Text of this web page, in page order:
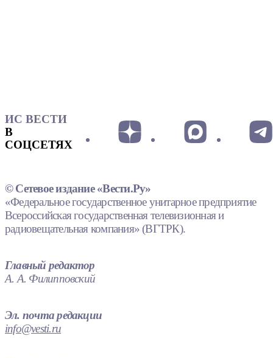
ИС ВЕСТИ
В
СОЦСЕТЯХ
© Сетевое издание «Вести.Ру»
«Федеральное государственное унитарное предприятие
Всероссийская государственная телевизионная и
радиовещательная компания» (ВГТРК).
Главный редактор
А. А. Филипповский
Эл. почта редакции
info@vesti.ru